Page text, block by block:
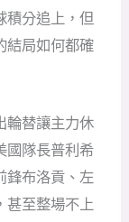
積分追上，但
結局如何都確
輪替讓主力休
國隊長普利希
鋒布洛貢、左
甚至整場不上